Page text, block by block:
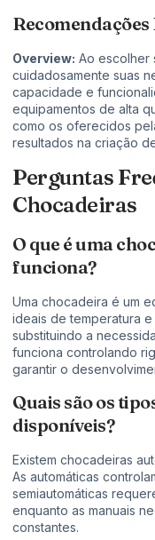
Recomendações
Overview: Ao escolher
cuidadosamente suas
capacidade e
equipamentos de alta
como os oferecidos
resultados na criação
Perguntas
Chocadeiras
O que é uma
funciona?
Uma chocadeira é um
ideais de temperatura
substituindo a
funciona controlando
garantir o
Quais são os
disponíveis?
Existem chocadeiras
As automáticas
semiautomáticas
enquanto as manuais
constantes.